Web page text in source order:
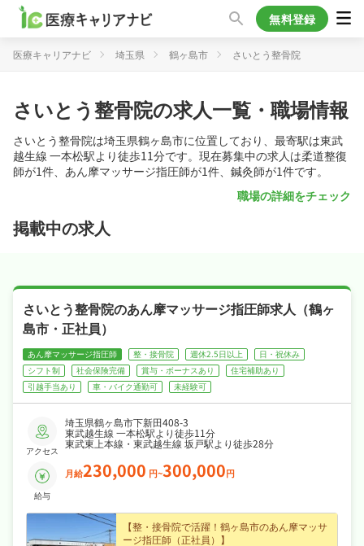
無料登録
医療キャリアナビ 埼玉県 鶴ヶ島市 さいとう整骨院
さいとう整骨院の求人一覧・職場情報
さいとう整骨院は埼玉県鶴ヶ島市に位置しており、最寄駅は東武
越生線 一本松駅より徒歩11分です。現在募集中の求人は柔道整復
師が1件、あん摩マッサージ指圧師が1件、鍼灸師が1件です。
職場の詳細をチェック
掲載中の求人
さいとう整骨院のあん摩マッサージ指圧師求人（鶴ヶ
島市・正社員）
あん摩マッサージ指圧師 整・接骨院 週休2.5日以上
日・祝休み
シフト制
社会保険完備 賞与・ボーナスあり
住宅補助あり
引越手当あり
車・バイク通勤可 未経験可
アクセス
埼玉県鶴ヶ島市下新田408-3
東武越生線 一本松駅より徒歩11分
東武東上本線・東武越生線 坂戸駅より徒歩28分
給与
月給230,000 円~300,000円
【整・接骨院で活躍！鶴ヶ島市のあん摩マッサ
ージ指圧師（正社員）】